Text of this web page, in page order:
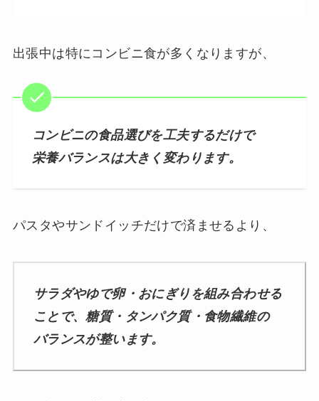
出張中は特にコンビニ食が多くなりますが、
コンビニの食品選びを工夫するだけで
栄養バランスは大きく変わります。
パスタやサンドイッチだけで済ませるより、
サラダやゆで卵・おにぎりを組み合わせる
ことで、糖質・タンパク質・食物繊維の
バランスが整います。